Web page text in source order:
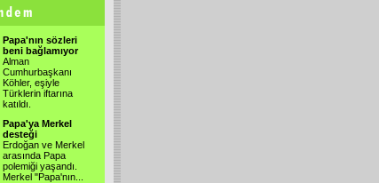
Papa'nın sözleri
beni bağlamıyor
Alman
Cumhurbaşkanı
Köhler, eşiyle
Türklerin iftarına
katıldı.
Papa'ya Merkel
desteği
Erdoğan ve Merkel
arasında Papa
polemiği yaşandı.
Merkel "Papa'nın...